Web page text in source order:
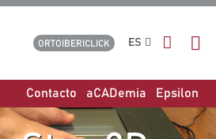
Epsilon
aCADemia
Contacto
ORTOIBERICLICK ES